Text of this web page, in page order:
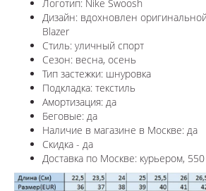
Логотип: Nike Swoosh
Дизайн: вдохновлен
Blazer
Стиль: уличный спорт
Сезон: весна, осень
Тип застежки: шнуровка
Подкладка: текстиль
Амортизация: да
Беговые: да
Наличие в магазине в Москве: да
Скидка - да
Доставка по Москве: курьером,